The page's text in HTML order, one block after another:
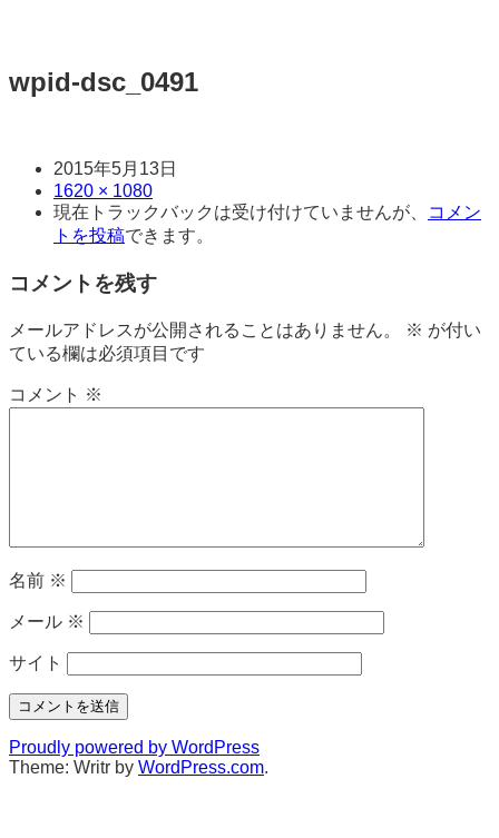
wpid-dsc_0491
日
時
2015年5月13日
サ
イ
ズ
1620 × 1080
現在トラックバックは受け付けていませんが、
コメン
トを投稿できます。
コメントを残す
メールアドレスが公開されることはありません。 ※ が付い
ている欄は必須項目です
コメント ※
名前 ※
メール ※
サイト
Proudly powered by WordPress
Theme: Writr by WordPress.com.